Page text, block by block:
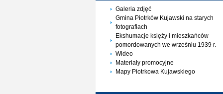
Galeria zdjęć
Gmina Piotrków Kujawski na starych
fotografiach
Ekshumacje księży i mieszkańców
pomordowanych we wrześniu 1939 r.
Wideo
Materiały promocyjne
Mapy Piotrkowa Kujawskiego